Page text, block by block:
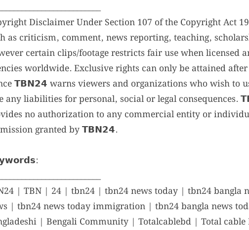
Disclaimer Under Section 107 of the Copyright Act
as criticism, comment, news reporting, teaching,
certain clips/footage restricts fair use when licensed
worldwide. Exclusive rights can only be attained
𝗧𝗕𝗡𝟮𝟰 warns viewers and organizations who wish to
any liabilities for personal, social or legal
no authorization to any commercial entity or
granted by 𝗧𝗕𝗡𝟮𝟰.
| TBN | 24 | tbn24 | tbn24 news today | tbn24 bangla
| tbn24 news today immigration | tbn24 bangla news
| Bengali Community | Totalcablebd | Total